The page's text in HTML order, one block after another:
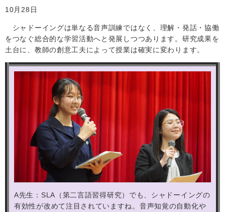
10月28 日
シャドーイングは単なる音声訓練ではなく、理解・発話・協働
をつなぐ総合的な学習活動へと発展しつつあります。研究成果を
土台に、教師の創意工夫によって授業は確実に変わります。
A先生： SLA （第二言語習得研究）でも、シャドーイングの
有効性が改めて注目されていますね。音声知覚の自動化や